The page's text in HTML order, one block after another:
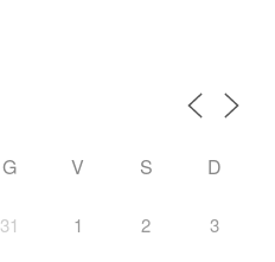
G V S D
31 1 2 3